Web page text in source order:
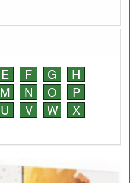
E F G
H
M N O
P
U V W
X